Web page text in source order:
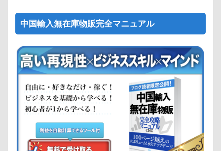
中国輸入無在庫物販完全マニュアル